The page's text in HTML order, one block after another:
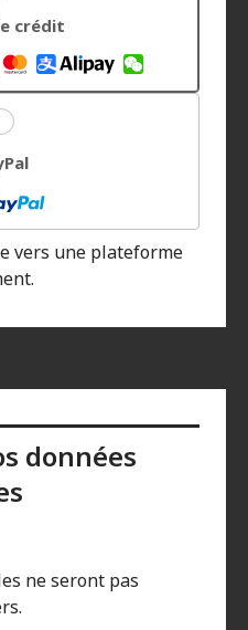
crédit
vers une plateforme
données
ne seront pas